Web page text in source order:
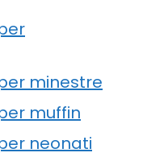
minestre
muffin
neonati